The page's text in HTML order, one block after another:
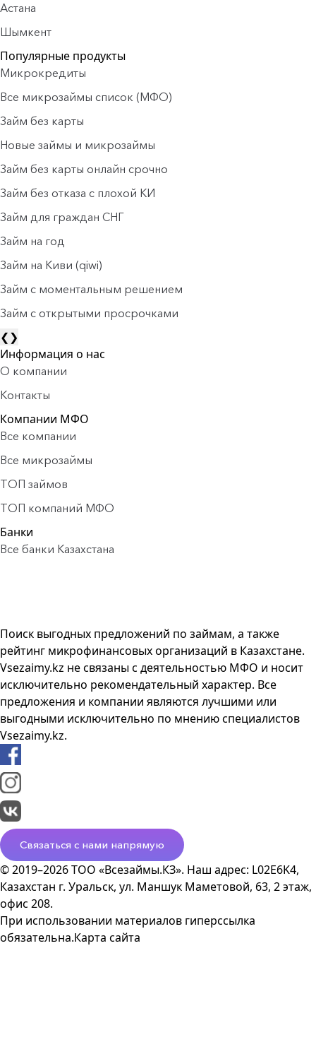
Астана
Шымкент
Популярные продукты
Микрокредиты
Все микрозаймы список (МФО)
Займ без карты
Новые займы и микрозаймы
Займ без карты онлайн срочно
Займ без отказа с плохой КИ
Займ для граждан СНГ
Займ на год
Займ на Киви (qiwi)
Займ c моментальным решением
Займ с открытыми просрочками
❮❯
Информация о нас
О компании
Контакты
Компании МФО
Все компании
Все микрозаймы
ТОП займов
ТОП компаний МФО
Банки
Все банки Казахстана
Поиск выгодных предложений по займам, а также
рейтинг микрофинансовых организаций в Казахстане.
Vsezaimy.kz не связаны с деятельностью МФО и носит
исключительно рекомендательный характер. Все
предложения и компании являются лучшими или
выгодными исключительно по мнению специалистов
Vsezaimy.kz.
Связаться с нами напрямую
© 2019–2026 ТОО «Всезаймы.КЗ». Наш адрес: L02E6K4,
Казахстан г. Уральск, ул. Маншук Маметовой, 63, 2 этаж,
офис 208.
При использовании материалов гиперссылка
обязательна.Карта сайта